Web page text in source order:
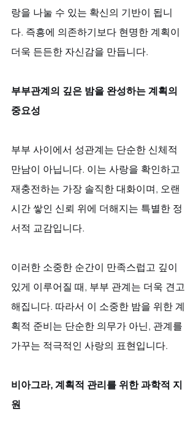
랑을 나눌 수 있는 확신의 기반이 됩니
다. 즉흥에 의존하기보다 현명한 계획이
더욱 든든한 자신감을 만듭니다.
부부관계의 깊은 밤을 완성하는 계획의
중요성
부부 사이에서 성관계는 단순한 신체적
만남이 아닙니다. 이는 사랑을 확인하고
재충전하는 가장 솔직한 대화이며, 오랜
시간 쌓인 신뢰 위에 더해지는 특별한 정
서적 교감입니다.
이러한 소중한 순간이 만족스럽고 깊이
있게 이루어질 때, 부부 관계는 더욱 견고
해집니다. 따라서 이 소중한 밤을 위한 계
획적 준비는 단순한 의무가 아닌, 관계를
가꾸는 적극적인 사랑의 표현입니다.
비아그라, 계획적 관리를 위한 과학적 지
원